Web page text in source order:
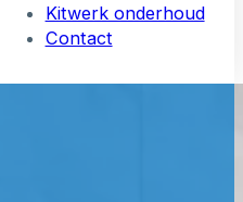
Kitwerk onderhoud
Contact